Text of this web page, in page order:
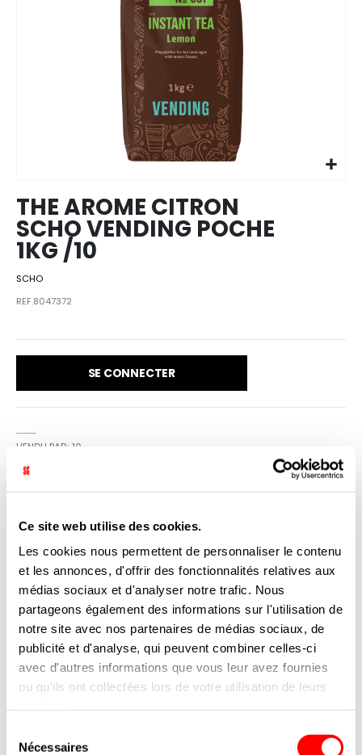
Ce site web utilise des cookies.
Les cookies nous permettent de personnaliser le contenu
et les annonces, d'offrir des fonctionnalités relatives aux
médias sociaux et d'analyser notre trafic. Nous
partageons également des informations sur l'utilisation de
notre site avec nos partenaires de médias sociaux, de
publicité et d'analyse, qui peuvent combiner celles-ci
avec d'autres informations que vous leur avez fournies
ou qu'ils ont collectées lors de votre utilisation de leurs
Nécessaires
images
gallery
THE AROME CITRON
SCHO VENDING POCHE
1KG /10
SCHO
REF.8047372
SE CONNECTER
VENDU PAR: 10
Poudre claire pour préparer une boisson chaude ou froide,
capable dans distributeurs automatiques
CARACTÉRISTIQUES
DOCUMENTATION